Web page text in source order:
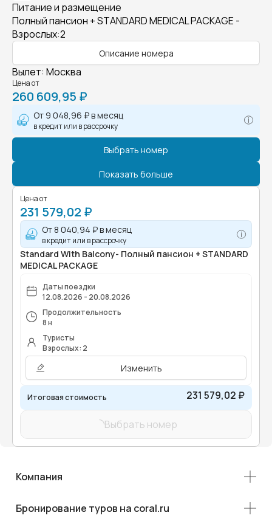
Питание и размещение
Полный пансион + STANDARD MEDICAL PACKAGE -
Взрослых:2
Описание номера
Вылет: Москва
Цена от
260 609,95 ₽
От 9 048,96 ₽в месяц
в кредит или в рассрочку
Выбрать номер
Показать больше
Цена от
231 579,02 ₽
От 8 040,94 ₽в месяц
в кредит или в рассрочку
Standard With Balcony- Полный пансион + STANDARD
MEDICAL PACKAGE
Даты поездки
12.08.2026 - 20.08.2026
Продолжительность
8 н
Туристы
Взрослых: 2
Изменить
Итоговая стоимость 231 579,02 ₽
Выбрать номер
Компания
Бронирование туров на coral.ru